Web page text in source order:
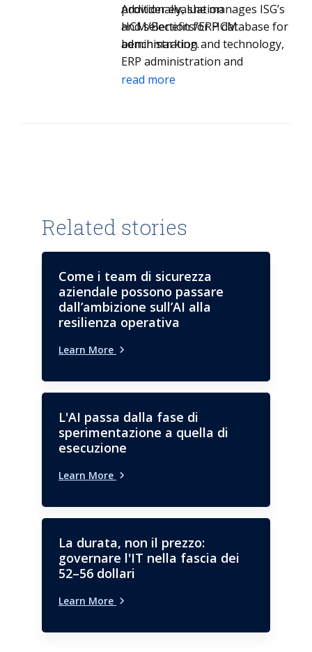
provider evaluation
and selection for HCM
administration and technology,
ERP administration and
technology, and system
Additionally, she manages ISG’s
HCM/Benefits/ERP database for
benchmarking.
read more
Related stories
Come i team di sicurezza
aziendale possono passare
dall’ambizione sull’AI alla
resilienza operativa
Learn More
L'AI passa dalla fase di
sperimentazione a quella di
esecuzione
Learn More
La durata, non il prezzo:
governare l'IT nella fascia dei
52–56 dollari
Learn More